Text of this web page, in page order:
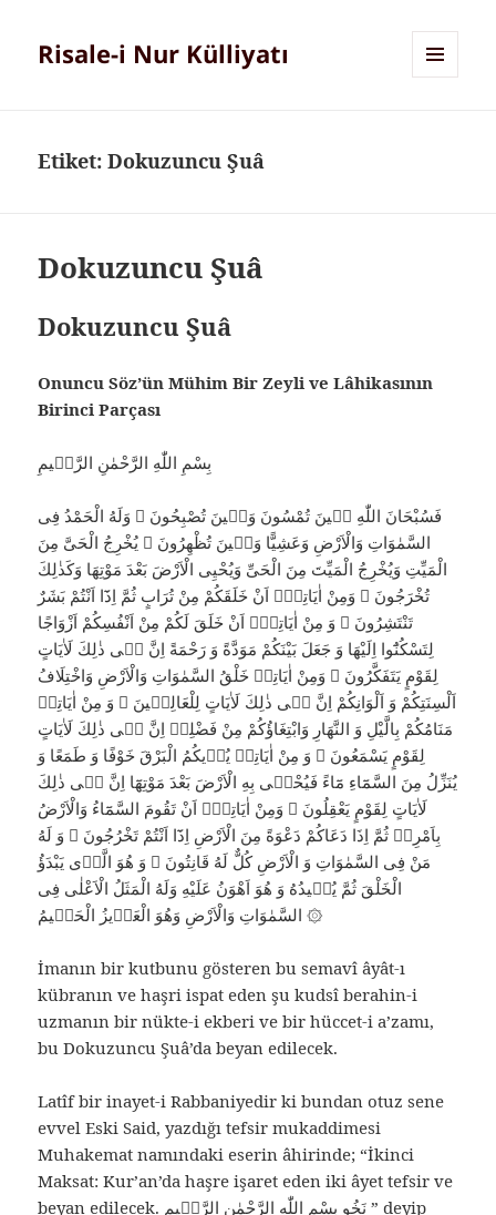
Risale-i Nur Külliyatı
Etiket:Dokuzuncu Şuâ
Dokuzuncu Şuâ
Dokuzuncu Şuâ
Onuncu Söz’ün Mühim Bir Zeyli ve Lâhikasının
Birinci Parçası
بِسْمِ اللّٰهِ الرَّحْمٰنِ الرَّحٖيمِ
فَسُبْحَانَ اللّٰهِ حٖينَ تُمْسُونَ وَحٖينَ تُصْبِحُونَ ۞ وَلَهُ الْحَمْدُ فِى
السَّمٰوَاتِ وَالْاَرْضِ وَعَشِيًّا وَحٖينَ تُظْهِرُونَ ۞ يُخْرِجُ الْحَىَّ مِنَ
الْمَيِّتِ وَيُخْرِجُ الْمَيِّتَ مِنَ الْحَىِّ وَيُحْيِى الْاَرْضَ بَعْدَ مَوْتِهَا وَكَذٰلِكَ
تُخْرَجُونَ ۞ وَمِنْ اٰيَاتِهٖٓ اَنْ خَلَقَكُمْ مِنْ تُرَابٍ ثُمَّ اِذَٓا اَنْتُمْ بَشَرٌ
تَنْتَشِرُونَ ۞ وَ مِنْ اٰيَاتِهٖٓ اَنْ خَلَقَ لَكُمْ مِنْ اَنْفُسِكُمْ اَزْوَاجًا
لِتَسْكُنُٓوا اِلَيْهَا وَ جَعَلَ بَيْنَكُمْ مَوَدَّةً وَ رَحْمَةً اِنَّ فٖى ذٰلِكَ لَاٰيَاتٍ
لِقَوْمٍ يَتَفَكَّرُونَ ۞ وَمِنْ اٰيَاتِهٖ خَلْقُ السَّمٰوَاتِ وَالْاَرْضِ وَاخْتِلَافُ
اَلْسِنَتِكُمْ وَ اَلْوَانِكُمْ اِنَّ فٖى ذٰلِكَ لَاٰيَاتٍ لِلْعَالِمٖينَ ۞ وَ مِنْ اٰيَاتِهٖ
مَنَامُكُمْ بِالَّيْلِ وَ النَّهَارِ وَابْتِغَاؤُكُمْ مِنْ فَضْلِهٖ اِنَّ فٖى ذٰلِكَ لَاٰيَاتٍ
لِقَوْمٍ يَسْمَعُونَ ۞ وَ مِنْ اٰيَاتِهٖ يُرٖيكُمُ الْبَرْقَ خَوْفًا وَ طَمَعًا وَ
يُنَزِّلُ مِنَ السَّمَٓاءِ مَٓاءً فَيُحْيٖى بِهِ الْاَرْضَ بَعْدَ مَوْتِهَٓا اِنَّ فٖى ذٰلِكَ
لَاٰيَاتٍ لِقَوْمٍ يَعْقِلُونَ ۞ وَمِنْ اٰيَاتِهٖٓ اَنْ تَقُومَ السَّمَٓاءُ وَالْاَرْضُ
بِاَمْرِهٖ ثُمَّ اِذَا دَعَاكُمْ دَعْوَةً مِنَ الْاَرْضِ اِذَٓا اَنْتُمْ تَخْرُجُونَ ۞ وَ لَهُ
مَنْ فِى السَّمٰوَاتِ وَ الْاَرْضِ كُلٌّ لَهُ قَانِتُونَ ۞ وَ هُوَ الَّذٖى يَبْدَؤُ
الْخَلْقَ ثُمَّ يُعٖيدُهُ وَ هُوَ اَهْوَنُ عَلَيْهِ وَلَهُ الْمَثَلُ الْاَعْلٰى فِى
السَّمٰوَاتِ وَالْاَرْضِ وَهُوَ الْعَزٖيزُ الْحَكٖيمُ ۞
İmanın bir kutbunu gösteren bu semavî âyât-ı
kübranın ve haşri ispat eden şu kudsî berahin-i
uzmanın bir nükte-i ekberi ve bir hüccet-i a’zamı,
bu Dokuzuncu Şuâ’da beyan edilecek.
Latîf bir inayet-i Rabbaniyedir ki bundan otuz sene
evvel Eski Said, yazdığı tefsir mukaddimesi
Muhakemat namındaki eserin âhirinde; “İkinci
Maksat: Kur’an’da haşre işaret eden iki âyet tefsir ve
beyan edilecek. نَخُو بِسْمِ اللّٰهِ الرَّحْمٰنِ الرَّحٖيمِ ” deyip